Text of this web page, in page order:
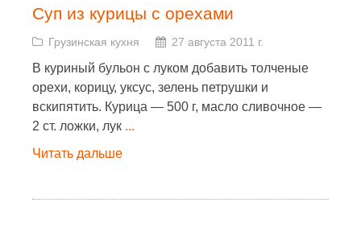
Суп из курицы с орехами
Грузинская кухня 27 августа 2011 г.
В куриный бульон с луком добавить толченые
орехи, корицу, уксус, зелень петрушки и
вскипятить. Курица — 500 г, масло сливочное —
2 ст. ложки, лук ...
Читать дальше